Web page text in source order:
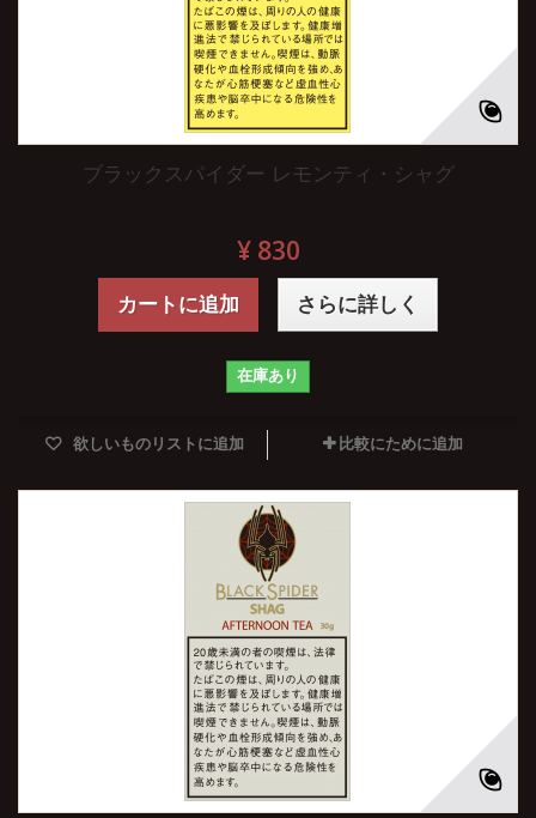
ブラックスパイダー レモンティ・シャグ
¥ 830
カートに追加 さらに詳しく
在庫あり
欲しいものリストに追加 比較にために追加